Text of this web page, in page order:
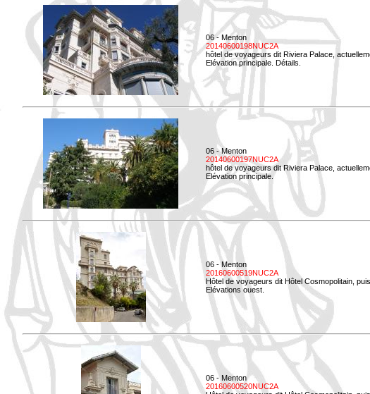
06 - Menton
20140600198NUC2A
hôtel de voyageurs dit Riviera Palace,
Elévation principale. Détails.
06 - Menton
20140600197NUC2A
hôtel de voyageurs dit Riviera Palace,
Elévation principale.
06 - Menton
20160600519NUC2A
Hôtel de voyageurs dit Hôtel Cosmopolitain,
Elévations ouest.
06 - Menton
20160600520NUC2A